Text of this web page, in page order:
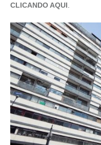
CLICANDO AQUI